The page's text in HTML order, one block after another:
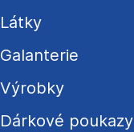
íLátky
Galanterie
Výrobky
Dárkové poukazy